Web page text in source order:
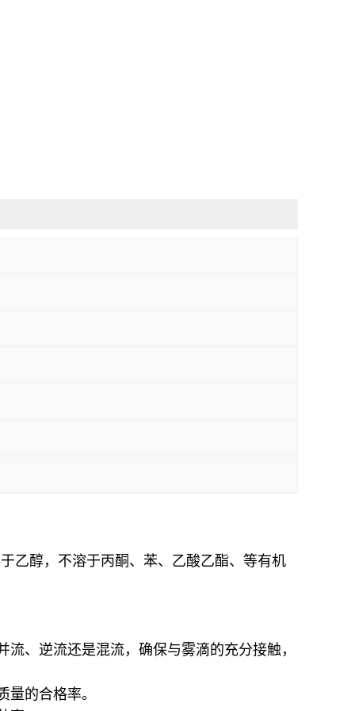
乙醇，不溶于丙酮、苯、乙酸乙酯、等有机
、逆流还是混流，确保与雾滴的充分接触，
的合格率。